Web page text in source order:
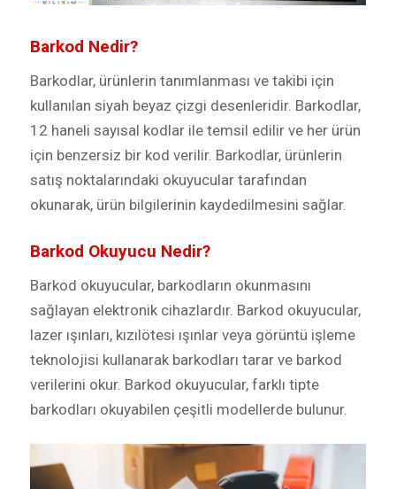
Barkod Nedir?
Barkodlar, ürünlerin tanımlanması ve takibi için
kullanılan siyah beyaz çizgi desenleridir. Barkodlar,
12 haneli sayısal kodlar ile temsil edilir ve her ürün
için benzersiz bir kod verilir. Barkodlar, ürünlerin
satış noktalarındaki okuyucular tarafından
okunarak, ürün bilgilerinin kaydedilmesini sağlar.
Barkod Okuyucu Nedir?
Barkod okuyucular, barkodların okunmasını
sağlayan elektronik cihazlardır. Barkod okuyucular,
lazer ışınları, kızılötesi ışınlar veya görüntü işleme
teknolojisi kullanarak barkodları tarar ve barkod
verilerini okur. Barkod okuyucular, farklı tipte
barkodları okuyabilen çeşitli modellerde bulunur.